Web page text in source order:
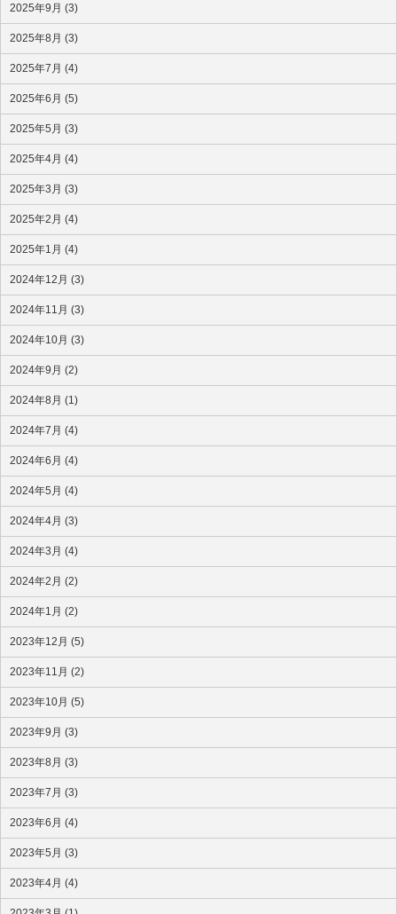
2025年9月 (3)
2025年8月 (3)
2025年7月 (4)
2025年6月 (5)
2025年5月 (3)
2025年4月 (4)
2025年3月 (3)
2025年2月 (4)
2025年1月 (4)
2024年12月 (3)
2024年11月 (3)
2024年10月 (3)
2024年9月 (2)
2024年8月 (1)
2024年7月 (4)
2024年6月 (4)
2024年5月 (4)
2024年4月 (3)
2024年3月 (4)
2024年2月 (2)
2024年1月 (2)
2023年12月 (5)
2023年11月 (2)
2023年10月 (5)
2023年9月 (3)
2023年8月 (3)
2023年7月 (3)
2023年6月 (4)
2023年5月 (3)
2023年4月 (4)